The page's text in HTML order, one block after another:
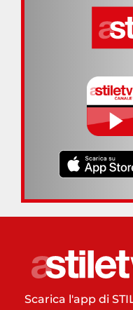
Scarica l'app di